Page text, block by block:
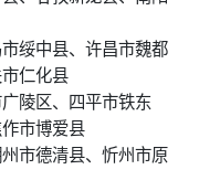
绥中县、许昌市魏都
仁化县
陵区、四平市铁东
市博爱县
市德清县、忻州市原